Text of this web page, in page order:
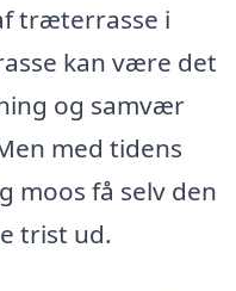
træterrasse i
kan være det
og samvær
med tidens
moos få selv den
trist ud.